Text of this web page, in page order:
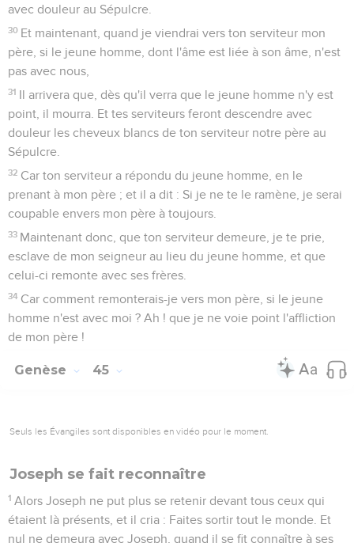
avec douleur au Sépulcre.
30 Et maintenant, quand je viendrai vers ton serviteur mon
père, si le jeune homme, dont l'âme est liée à son âme, n'est
pas avec nous,
31 Il arrivera que, dès qu'il verra que le jeune homme n'y est
point, il mourra. Et tes serviteurs feront descendre avec
douleur les cheveux blancs de ton serviteur notre père au
Sépulcre.
32 Car ton serviteur a répondu du jeune homme, en le
prenant à mon père ; et il a dit : Si je ne te le ramène, je serai
coupable envers mon père à toujours.
33 Maintenant donc, que ton serviteur demeure, je te prie,
esclave de mon seigneur au lieu du jeune homme, et que
celui-ci remonte avec ses frères.
34 Car comment remonterais-je vers mon père, si le jeune
homme n'est avec moi ? Ah ! que je ne voie point l'affliction
de mon père !
Genèse 45
Seuls les Évangiles sont disponibles en vidéo pour le moment.
Joseph se fait reconnaître
1 Alors Joseph ne put plus se retenir devant tous ceux qui
étaient là présents, et il cria : Faites sortir tout le monde. Et
nul ne demeura avec Joseph, quand il se fit connaître à ses